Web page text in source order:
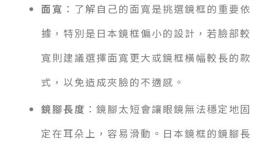
面寬 ：了解自己的面寬是挑選鏡框的重要依
據，特別是日本鏡框偏小的設計，若臉部較
寬則建議選擇面寬更大或鏡框橫幅較長的款
式，以免造成夾臉的不適感。
鏡腳長度 ：鏡腳太短會讓眼鏡無法穩定地固
定在耳朵上，容易滑動。日本鏡框的鏡腳長